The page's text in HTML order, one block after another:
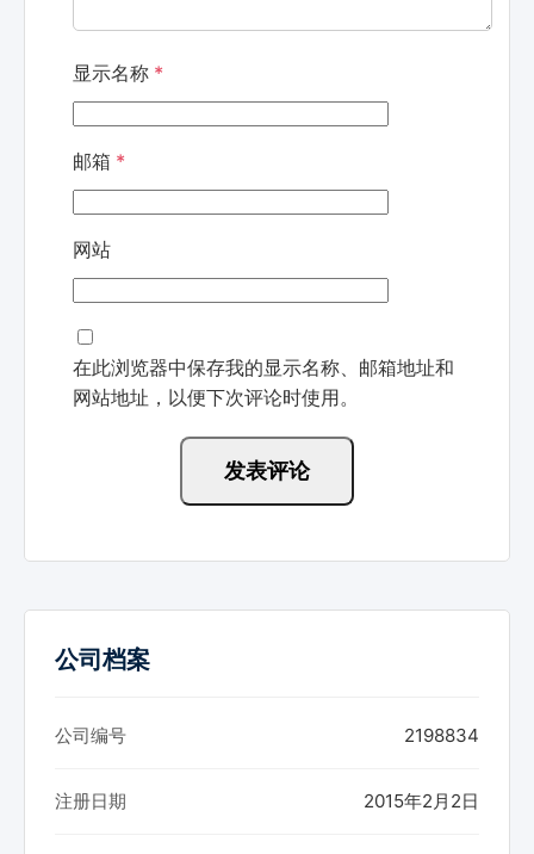
显示名称 *
邮箱 *
网站
在此浏览器中保存我的显示名称、邮箱地址和
网站地址，以便下次评论时使用。
公司档案
公司编号 2198834
注册日期 2015年2月2日